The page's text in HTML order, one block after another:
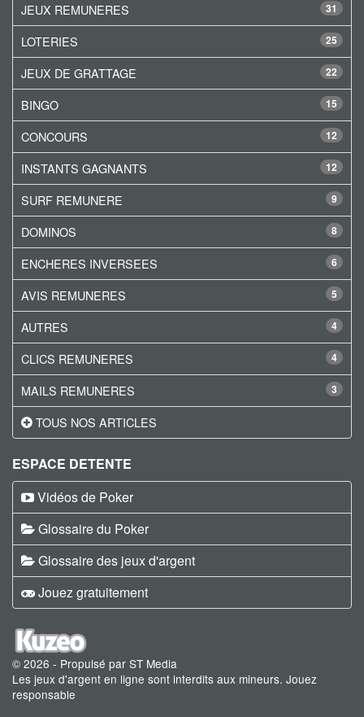
31
JEUX REMUNERES
25
LOTERIES
22
JEUX DE GRATTAGE
15
BINGO
12
CONCOURS
12
INSTANTS GAGNANTS
9
SURF REMUNERE
8
DOMINOS
6
ENCHERES INVERSEES
5
AVIS REMUNERES
4
AUTRES
4
CLICS REMUNERES
3
MAILS REMUNERES
TOUS NOS ARTICLES
ESPACE DETENTE
Vidéos de Poker
Glossaire du Poker
Glossaire des jeux d'argent
Jouez gratuitement
© 2026 - Propulsé par ST Media
Les jeux d'argent en ligne sont interdits aux mineurs. Jouez
responsable